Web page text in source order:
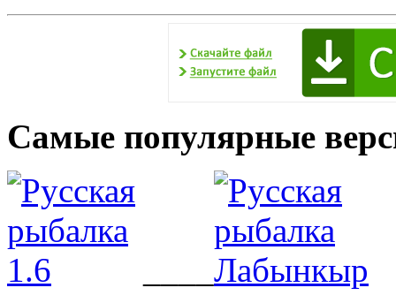
Самые популярные